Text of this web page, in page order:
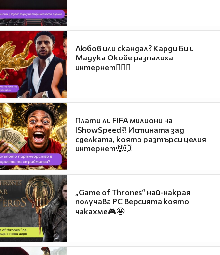
Любов или скандал? Карди Би и
Мадука Окойе разпалиха
интернет❤️‍🔥🔥
Плати ли FIFA милиони на
IShowSpeed?! Истината зад
сделката, която разтърси целия
интернет🤑💥
„Game of Thrones“ най-накрая
получава PC версията която
чакахме🎮🤩